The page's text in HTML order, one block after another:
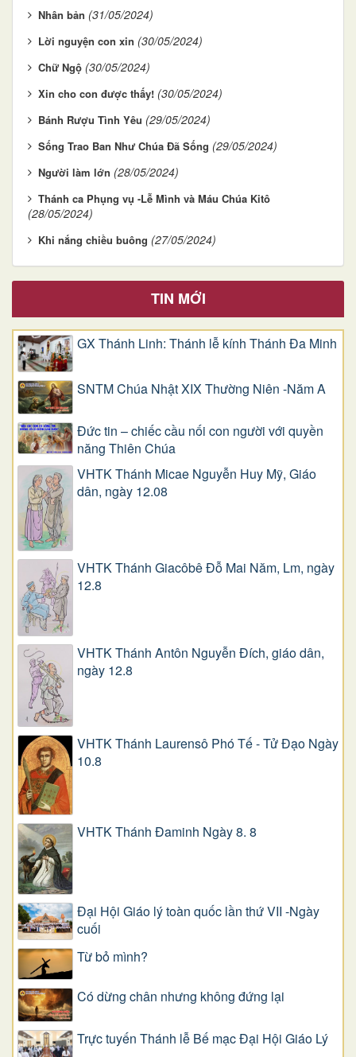
Nhân bản (31/05/2024)
Lời nguyện con xin (30/05/2024)
Chữ Ngộ (30/05/2024)
Xin cho con được thấy! (30/05/2024)
Bánh Rượu Tình Yêu (29/05/2024)
Sống Trao Ban Như Chúa Đã Sống (29/05/2024)
Người làm lớn (28/05/2024)
Thánh ca Phụng vụ -Lễ Mình và Máu Chúa Kitô
(28/05/2024)
Khi nắng chiều buông (27/05/2024)
TIN MỚI
GX Thánh Linh: Thánh lễ kính Thánh Đa Minh
SNTM Chúa Nhật XIX Thường Niên -Năm A
Đức tin – chiếc cầu nối con người với quyền
năng Thiên Chúa
VHTK Thánh Micae Nguyễn Huy Mỹ, Giáo
dân, ngày 12.08
VHTK Thánh Giacôbê Ðỗ Mai Năm, Lm, ngày
12.8
VHTK Thánh Antôn Nguyễn Ðích, giáo dân,
ngày 12.8
VHTK Thánh Laurensô Phó Tế - Tử Đạo Ngày
10.8
VHTK Thánh Đaminh Ngày 8. 8
Đại Hội Giáo lý toàn quốc lần thứ VII -Ngày
cuối
Từ bỏ mình?
Có dừng chân nhưng không đứng lại
Trực tuyến Thánh lễ Bế mạc Đại Hội Giáo Lý